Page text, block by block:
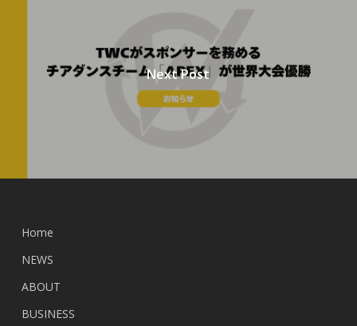
Next Post
Home
NEWS
ABOUT
BUSINESS